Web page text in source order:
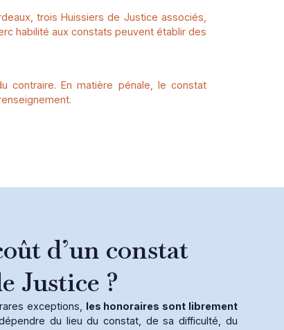
trois Huissiers de Justice associés,
habilité aux constats peuvent établir des
contraire. En matière pénale, le constat
d’un constat
Justice ?
exceptions, les honoraires sont librement
du lieu du constat, de sa difficulté, du